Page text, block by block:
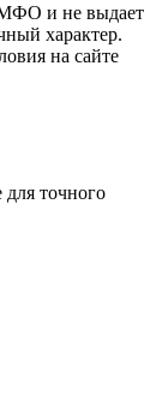
МФО и не выдает
характер.
на сайте
для точного